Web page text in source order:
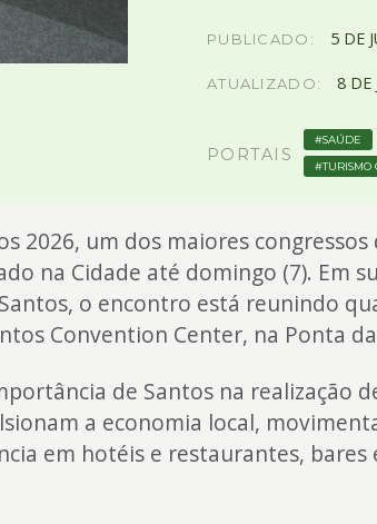
PUBLICADO: 5 DE
ATUALIZADO: 8 DE
PORTAIS
SAÚDE
TURISMO
2026, um dos maiores congressos
na Cidade até domingo (7). Em
o encontro está reunindo
Convention Center, na Ponta
de Santos na realização
a economia local,
em hotéis e restaurantes, bares